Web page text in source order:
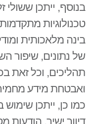
בנוסף, ייתכן ששולי
טכנולוגיות
בינה מלאכותית
של נתונים, שיפור
תהליכים, וכל זאת
ואבטחת מידע
כמו כן, ייתכן
דיוור ישיר, הודעות